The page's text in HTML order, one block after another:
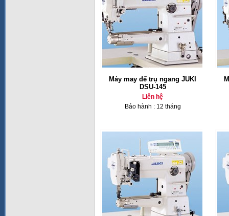
Máy may đế trụ ngang JUKI
DSU-145
Liên hệ
Bảo hành : 12 tháng